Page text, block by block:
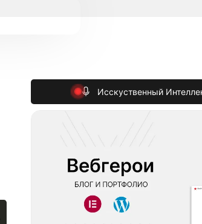
Исскуственный